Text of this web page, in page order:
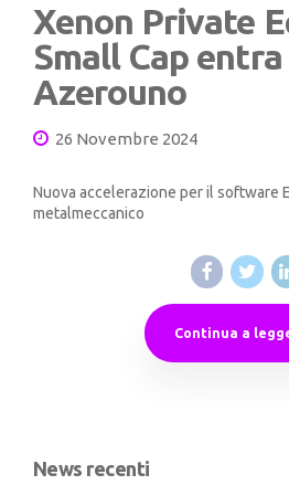
Xenon Private
Small Cap
Azerouno
26 Novembre 2024
Nuova accelerazione per il software
metalmeccanico
Continua a
News recenti